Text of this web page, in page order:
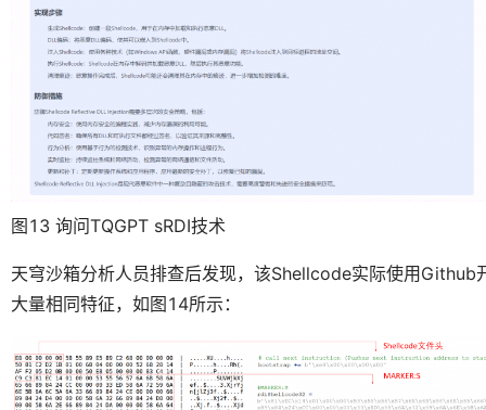
图13 询问TQGPT sRDI技术
天穹沙箱分析人员排查后发现，该Shellcode实际使用Github
大量相同特征，如图14所示：